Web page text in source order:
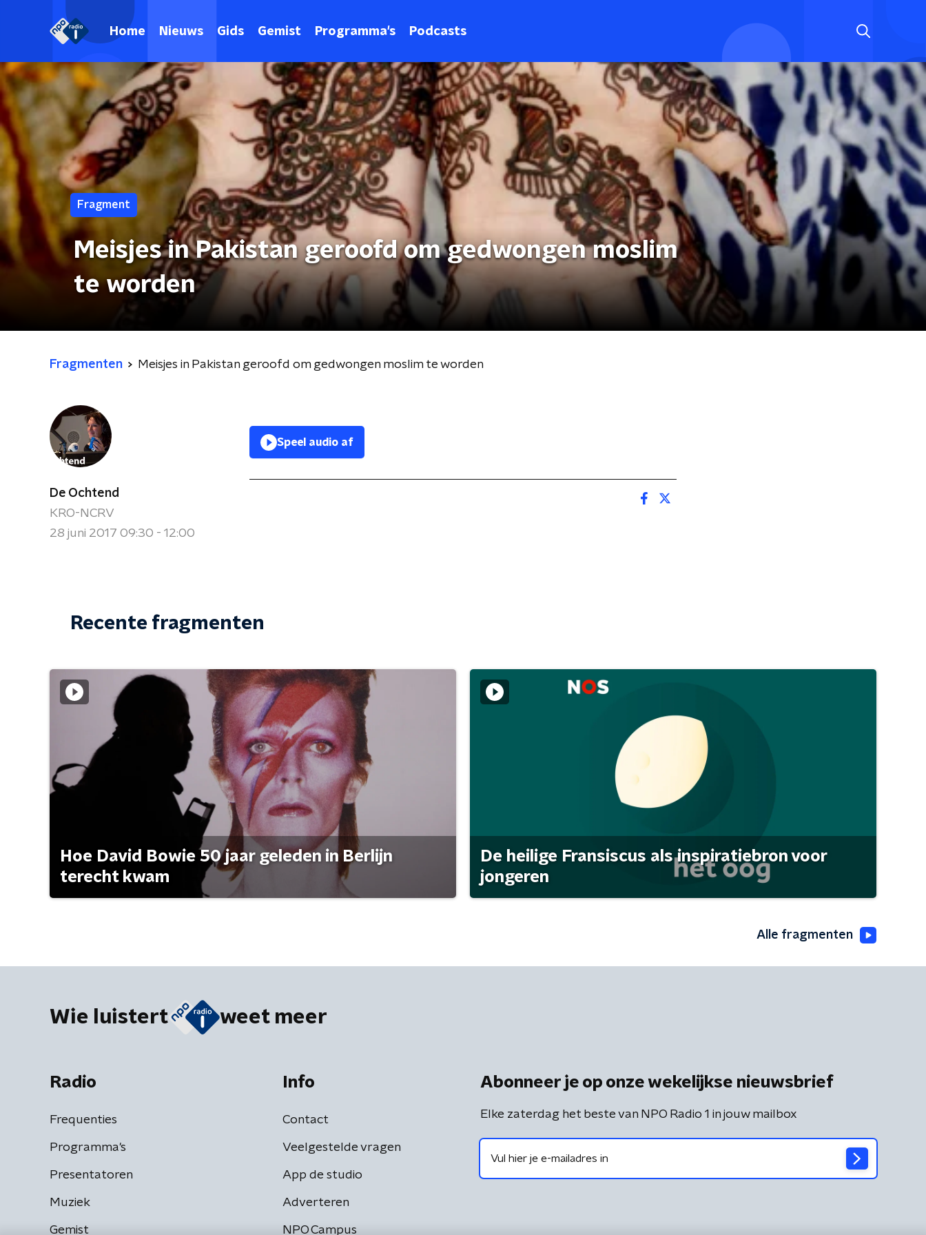
Home Nieuws Gids Gemist Programma's Podcasts
Fragment
Meisjes in Pakistan geroofd om gedwongen moslim
te worden
Fragmenten Meisjes in Pakistan geroofd om gedwongen moslim te worden
De Ochtend
KRO-NCRV
28 juni 2017 09:30 - 12:00
Speel audio af
Recente fragmenten
Hoe David Bowie 50 jaar geleden in Berlijn
terecht kwam
De heilige Fransiscus als inspiratiebron voor
jongeren
Alle fragmenten
Wie luistert weet meer
Radio
Frequenties
Programma's
Presentatoren
Muziek
Gemist
Info
Contact
Veelgestelde vragen
App de studio
Adverteren
NPO Campus
Abonneer je op onze wekelijkse nieuwsbrief
Elke zaterdag het beste van NPO Radio 1 in jouw mailbox